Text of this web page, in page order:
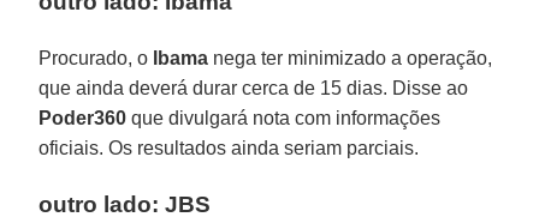
Procurado, o Ibama nega ter minimizado a operação,
que ainda deverá durar cerca de 15 dias. Disse ao
Poder360 que divulgará nota com informações
oficiais. Os resultados ainda seriam parciais.
outro lado: JBS